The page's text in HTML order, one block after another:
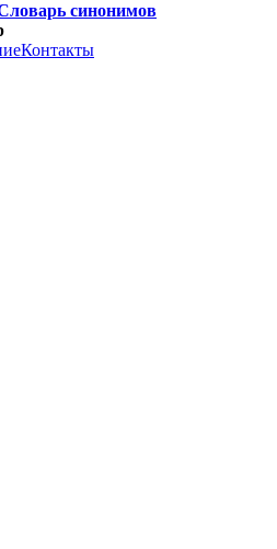
синонимов
Контакты